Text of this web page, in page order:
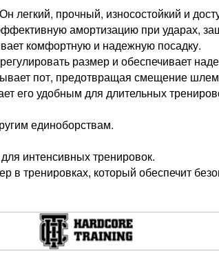
легкий, прочный, износостойкий и
амортизацию при ударах,
комфортную и надежную посадку.
размер и обеспечивает
пот, предотвращая смещение
его удобным для длительных
единоборствам.
интенсивных тренировок.
тренировках, который обеспечит